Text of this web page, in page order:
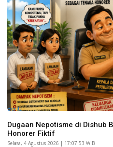
Berita
Dugaan Nepotisme di Dishub
Honorer Fiktif
Selasa, 4 Agustus 2026 | 17:07:53 WIB